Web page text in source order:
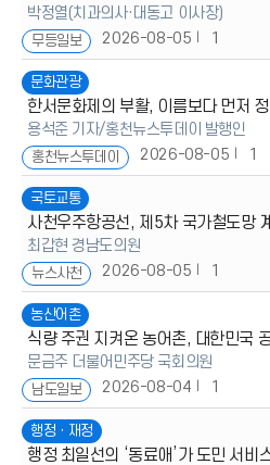
박정열(치과의사·대동고 이사장)
무등일보 2026-08-05 1
문화관광
한서문화제의 부활, 이름보다 먼저
용석준 기자/홍천뉴스투데이 발행인
홍천뉴스투데이 2026-08-05 1
국토교통
사천우주항공선, 제5차 국가철도망
최갑현 경남도의원
뉴스사천 2026-08-05 1
농산어촌
식량 주권 지켜온 농어촌, 대한민국
문금주 더불어민주당 국회의원
남도일보 2026-08-04 1
행정ㆍ재정
행정 최일선의 ‘동료애’가 도민 서